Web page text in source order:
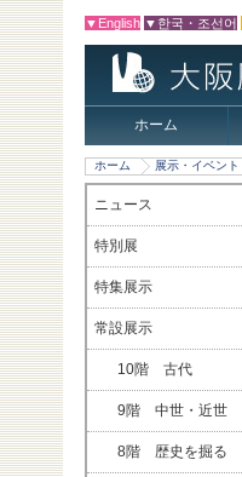
▼English ▼한국・조선어
ホーム
ホーム 展示・イベント
ニュース
特別展
特集展示
常設展示
10階 古代
9階 中世・近世
8階 歴史を掘る